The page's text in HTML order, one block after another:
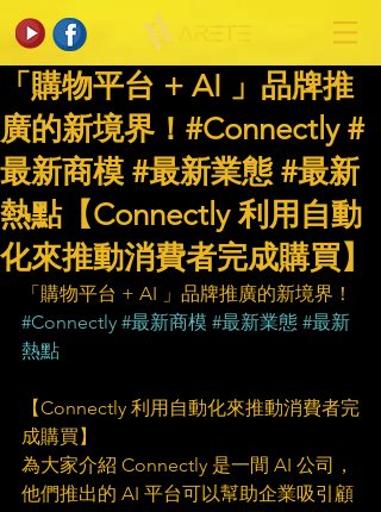
「購物平台 + AI 」品牌推
廣的新境界！#Connectly #
最新商模 #最新業態 #最新
熱點【Connectly 利用自動
化來推動消費者完成購買】
「購物平台 + AI 」品牌推廣的新境界！
#Connectly #最新商模 #最新業態 #最新
熱點
【Connectly 利用自動化來推動消費者完
成購買】
為大家介紹 Connectly 是一間 AI 公司，
他們推出的 AI 平台可以幫助企業吸引顧